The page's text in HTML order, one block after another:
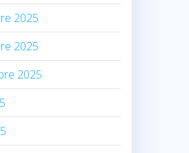
2025
2025
2025